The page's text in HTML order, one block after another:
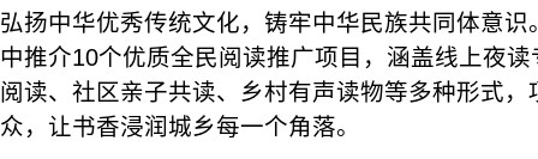
弘扬中华优秀传统文化，铸牢中华民族共同体意
中推介10个优质全民阅读推广项目，涵盖线上夜
阅读、社区亲子共读、乡村有声读物等多种形式
众，让书香浸润城乡每一个角落。